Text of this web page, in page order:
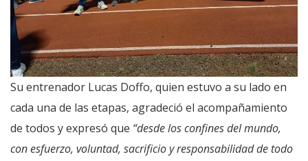
Su entrenador Lucas Doffo, quien estuvo a su lado en
cada una de las etapas, agradeció el acompañamiento
de todos y expresó que “desde los confines del mundo,
con esfuerzo, voluntad, sacrificio y responsabilidad de todo